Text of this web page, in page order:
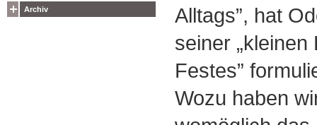
Archiv
Alltags”, hat
seiner
Festes”
Wozu haben